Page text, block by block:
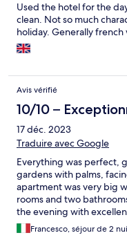
Used the hotel for the
clean. Not so much
holiday. Generally french
Avis vérifié
10/10 –
17 déc. 2023
Traduire avec Google
Everything was perfect,
gardens with palms,
apartment was very big
rooms and two
the evening with
big swimming pool
Francesco, séjour de 2